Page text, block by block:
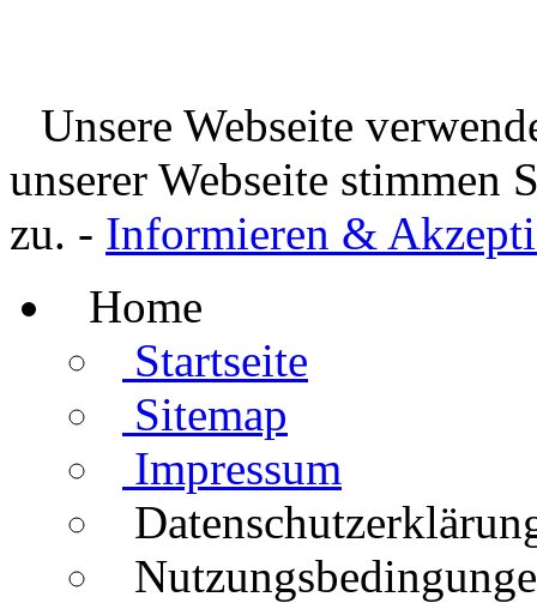
Unsere Webseite
unserer Webseite stimmen
zu. - Informieren &
Home
Startseite
Sitemap
Impressum